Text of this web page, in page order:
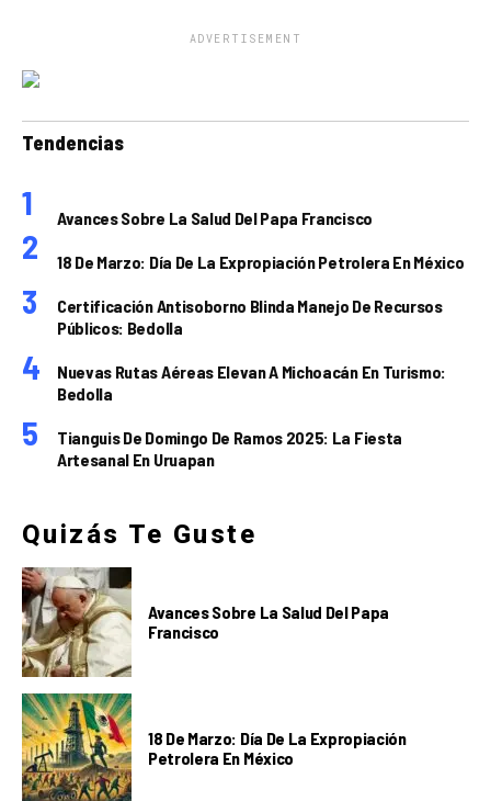
ADVERTISEMENT
Tendencias
Avances Sobre La Salud Del Papa Francisco
18 De Marzo: Día De La Expropiación Petrolera En México
Certificación Antisoborno Blinda Manejo De Recursos
Públicos: Bedolla
Nuevas Rutas Aéreas Elevan A Michoacán En Turismo:
Bedolla
Tianguis De Domingo De Ramos 2025: La Fiesta
Artesanal En Uruapan
Quizás Te Guste
Avances Sobre La Salud Del Papa
Francisco
18 De Marzo: Día De La Expropiación
Petrolera En México